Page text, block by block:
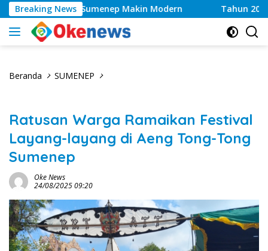
Langsung
ke
konten
Breaking News
Kesehatan Sumenep Makin Modern Tahun 2026,
Beranda SUMENEP
Ratusan Warga Ramaikan Festival
Layang-layang di Aeng Tong-Tong
Sumenep
Oke News
24/08/2025 09:20